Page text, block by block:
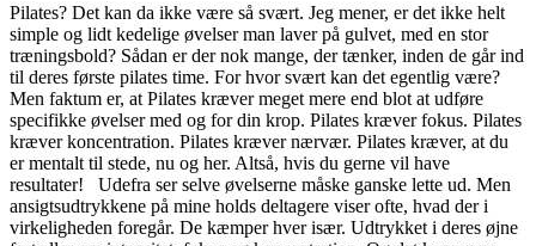
Pilates? Det kan da ikke være så svært. Jeg mener, er det ikke helt
simple og lidt kedelige øvelser man laver på gulvet, med en stor
træningsbold? Sådan er der nok mange, der tænker, inden de går ind
til deres første pilates time. For hvor svært kan det egentlig være?
Men faktum er, at Pilates kræver meget mere end blot at udføre
specifikke øvelser med og for din krop. Pilates kræver fokus. Pilates
kræver koncentration. Pilates kræver nærvær. Pilates kræver, at du
er mentalt til stede, nu og her. Altså, hvis du gerne vil have
resultater! Udefra ser selve øvelserne måske ganske lette ud. Men
ansigtsudtrykkene på mine holds deltagere viser ofte, hvad der i
virkeligheden foregår. De kæmper hver især. Udtrykket i deres øjne